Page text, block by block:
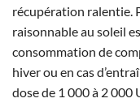
récupération ralentie.
raisonnable au soleil
consommation de
hiver ou en cas
dose de 1 000 à 2 000